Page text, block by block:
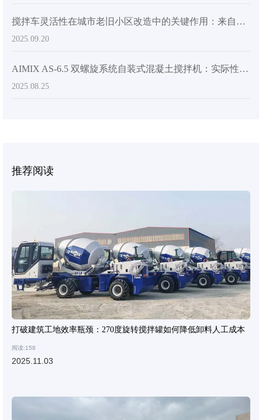
搅拌车灵活性在城市老旧小区改造中的关键作用：来自实际施工场景的启示
2025.09.20
AIMIX AS-6.5 双螺旋系统自装式混凝土搅拌机：实际性能和客户洞察
2025.08.25
推荐阅读
打破建筑工地效率瓶颈：270度旋转搅拌罐如何降低卸料人工成本
阅读:158
2025.11.03